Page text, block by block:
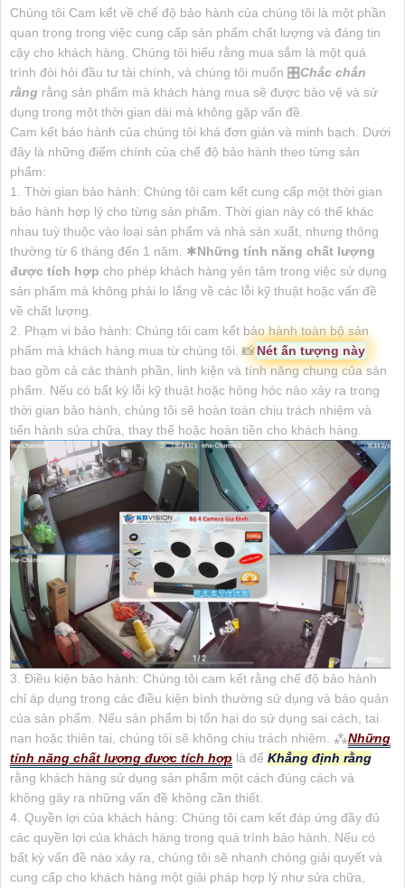
Chúng tôi Cam kết về chế độ bảo hành của chúng tôi là một phần
quan trọng trong việc cung cấp sản phẩm chất lượng và đáng tin
cậy cho khách hàng. Chúng tôi hiểu rằng mua sắm là một quá
trình đòi hỏi đầu tư tài chính, và chúng tôi muốn 🎛Chắc chắn
rằng rằng sản phẩm mà khách hàng mua sẽ được bảo vệ và sử
dụng trong một thời gian dài mà không gặp vấn đề.
Cam kết bảo hành của chúng tôi khá đơn giản và minh bạch. Dưới
đây là những điểm chính của chế độ bảo hành theo từng sản
phẩm:
1. Thời gian bảo hành: Chúng tôi cam kết cung cấp một thời gian
bảo hành hợp lý cho từng sản phẩm. Thời gian này có thể khác
nhau tuỳ thuộc vào loại sản phẩm và nhà sản xuất, nhưng thông
thường từ 6 tháng đến 1 năm. ✱Những tính năng chất lượng
được tích hợp cho phép khách hàng yên tâm trong việc sử dụng
sản phẩm mà không phải lo lắng về các lỗi kỹ thuật hoặc vấn đề
về chất lượng.
2. Phạm vi bảo hành: Chúng tôi cam kết bảo hành toàn bộ sản
phẩm mà khách hàng mua từ chúng tôi. 📸Nét ấn tượng này
bao gồm cả các thành phần, linh kiện và tính năng chung của sản
phẩm. Nếu có bất kỳ lỗi kỹ thuật hoặc hỏng hóc nào xảy ra trong
thời gian bảo hành, chúng tôi sẽ hoàn toàn chịu trách nhiệm và
tiến hành sửa chữa, thay thế hoặc hoàn tiền cho khách hàng.
3. Điều kiện bảo hành: Chúng tôi cam kết rằng chế độ bảo hành
chỉ áp dụng trong các điều kiện bình thường sử dụng và bảo quản
của sản phẩm. Nếu sản phẩm bị tổn hại do sử dụng sai cách, tai
nạn hoặc thiên tai, chúng tôi sẽ không chịu trách nhiệm. ⁂Những
tính năng chất lượng được tích hợp là để Khẳng định rằng
rằng khách hàng sử dụng sản phẩm một cách đúng cách và
không gây ra những vấn đề không cần thiết.
4. Quyền lợi của khách hàng: Chúng tôi cam kết đáp ứng đầy đủ
các quyền lợi của khách hàng trong quá trình bảo hành. Nếu có
bất kỳ vấn đề nào xảy ra, chúng tôi sẽ nhanh chóng giải quyết và
cung cấp cho khách hàng một giải pháp hợp lý như sửa chữa,